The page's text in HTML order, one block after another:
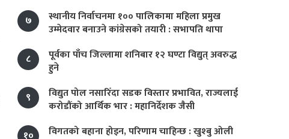
७
स्थानीय निर्वाचनमा १०० पालिकामा महिला प्रमुख
उम्मेदवार बनाउने कांग्रेसको तयारी : सभापति थापा
८
पूर्वका पाँच जिल्लामा शनिबार १२ घण्टा विद्युत् अवरुद्ध
हुने
९
विद्युत पोल नसारिँदा सडक विस्तार प्रभावित, राज्यलाई
करोडौंको आर्थिक भार : महानिर्देशक जैसी
१०
विगतको बहाना होइन, परिणाम चाहिन्छ : खुश्बु ओली